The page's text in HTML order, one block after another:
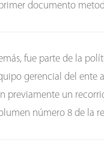
primer documento
fue parte de la
gerencial del ente
previamente un
número 8 de la